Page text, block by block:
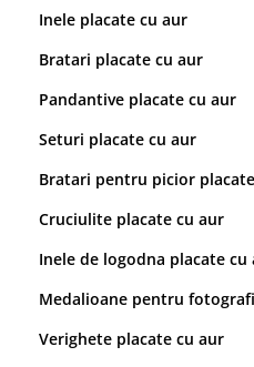
Inele placate cu aur
Bratari placate cu aur
Pandantive placate cu aur
Seturi placate cu aur
Bratari pentru picior
Cruciulite placate cu aur
Inele de logodna placate cu
Medalioane pentru
Verighete placate cu aur